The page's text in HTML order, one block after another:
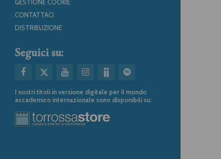
GESTIONE COOKIE
CONTATTACI
DISTRIBUZIONE
Seguici su:
I nostri titoli in versione digitale per il mondo
accademico internazionale sono disponibili su: